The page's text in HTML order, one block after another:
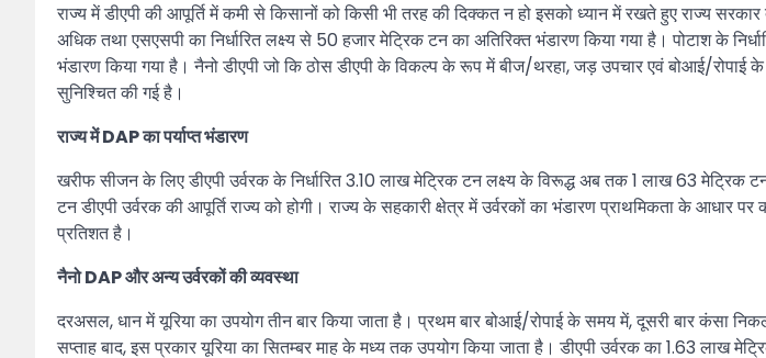
राज्य में डीएपी की आपूर्ति में कमी से किसानों को किसी भी तरह की दिक्कत न हो इसको ध्यान में रखते हुए राज्य
अधिक तथा एसएसपी का निर्धारित लक्ष्य से 50 हजार मेट्रिक टन का अतिरिक्त भंडारण किया गया है। पोटाश के
भंडारण किया गया है। नैनो डीएपी जो कि ठोस डीएपी के विकल्प के रूप में बीज/थरहा, जड़ उपचार एवं बोआई/रोपाई
सुनिश्चित की गई है।
राज्य में DAP का पर्याप्त भंडारण
खरीफ सीजन के लिए डीएपी उर्वरक के निर्धारित 3.10 लाख मेट्रिक टन लक्ष्य के विरूद्ध अब तक 1 लाख 63 मेट्रिक
टन डीएपी उर्वरक की आपूर्ति राज्य को होगी। राज्य के सहकारी क्षेत्र में उर्वरकों का भंडारण प्राथमिकता के आधार
प्रतिशत है।
नैनो DAP और अन्य उर्वरकों की व्यवस्था
दरअसल, धान में यूरिया का उपयोग तीन बार किया जाता है। प्रथम बार बोआई/रोपाई के समय में, दूसरी बार कंसा
सप्ताह बाद, इस प्रकार यूरिया का सितम्बर माह के मध्य तक उपयोग किया जाता है। डीएपी उर्वरक का 1.63